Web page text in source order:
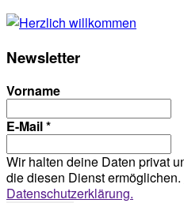
Newsletter
Vorname
E-Mail*
Wir halten deine Daten privat
die diesen Dienst ermöglichen.
Datenschutzerklärung.